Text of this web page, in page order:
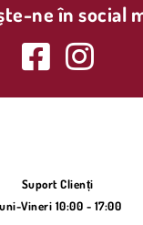
ne în social
Suport Clienți
Vineri 10:00 - 17:00